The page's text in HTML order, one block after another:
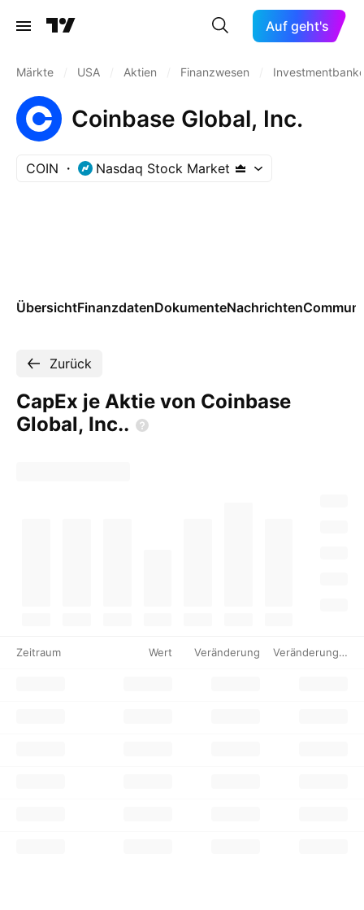
Auf geht's
Märkte USA Aktien Finanzwesen
Coinbase Global, Inc.
COIN Nasdaq Stock Market
ÜbersichtFinanzdatenDokumenteNachrichten
Zurück
CapEx je Aktie von Coinbase
Global, Inc..
Zeitraum Wert Veränderung Veränderung %